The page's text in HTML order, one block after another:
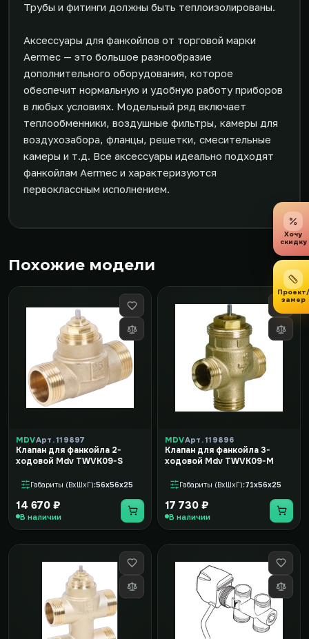
Трубы и фитинги должны быть теплоизолированы.
Аксессуары для фанкойлов от торговой марки
Aermec — это большое разнообразие
дополнительного оборудования, которое
обеспечит нормальную и удобную работу приборов
в любых условиях. Модельный ряд включает
теплообменники, воздушные фильтры, камеры для
воздухозабора, фланцы, решетки, смесительные
камеры и т.д. Все аксессуары идеально подходят
фанкойлам Aermec и характеризуются
первоклассным исполнением.
Похожие модели
MDVАрт. 119897
Клапан для фанкойла 2-
ходовой Mdv TWVK09-S
Габариты (ВxШxГ) 56x56x25
14 670 ₽
В наличии
MDVАрт. 119896
Клапан для фанкойла 3-
ходовой Mdv TWVK09-M
Габариты (ВxШxГ) 71x56x25
17 730 ₽
В наличии
Хочу
скидку
Проект/
замер